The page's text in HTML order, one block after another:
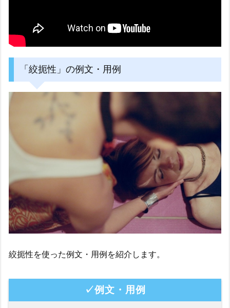
「絞扼性」の例文・用例
絞扼性を使った例文・用例を紹介します。
✓例文・用例